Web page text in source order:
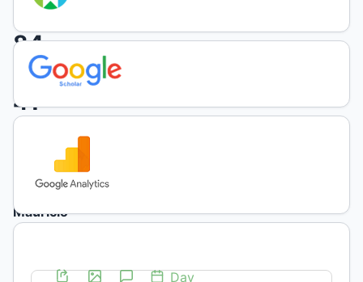
978-
84-
19830-
41-
8
Cesar
Mauricio
Kasprzyk
Nacional de